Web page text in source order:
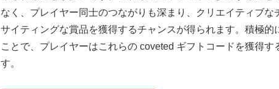
なく、プレイヤー同士のつながりも深まり、クリエイティブな
サイティングな賞品を獲得するチャンスが得られます。積極的
ことで、プレイヤーはこれらの coveted ギフトコードを獲得す
す。